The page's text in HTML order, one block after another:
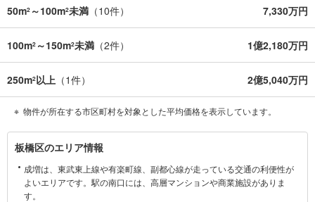
50m2 ～100m2未満 （10件） 7,330万円
100m2 ～150m2未満 （2件） 1億2,180万円
250m2以上 （1件） 2億5,040万円
物件が所在する市区町村を対象とした平均価格を表示しています。
板
橋
区
板橋区のエリア情報
成増は、東武東上線や有楽町線、副都心線が走っている交通の利便性が
よいエリアです。駅の南口には、高層マンションや商業施設がありま
す。